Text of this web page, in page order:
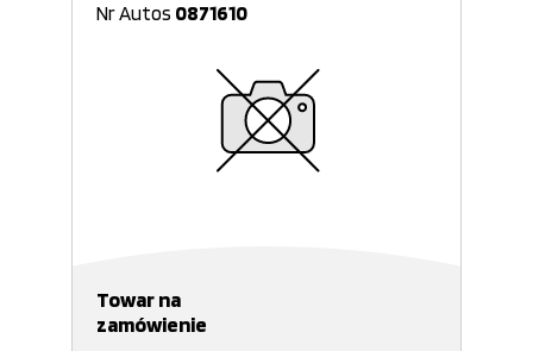
Nr Autos 0871610
Towar na
zamówienie